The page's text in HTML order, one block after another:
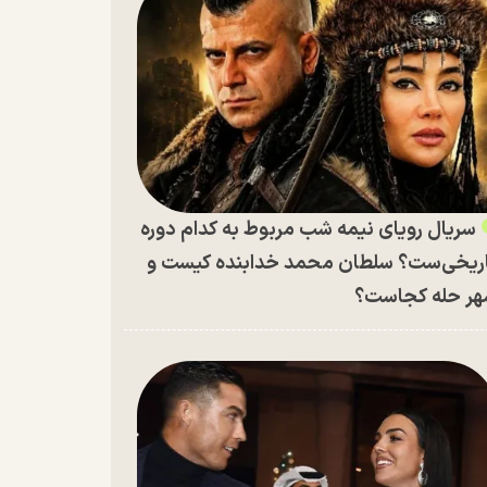
سریال رویای نیمه شب مربوط به کدام دوره
سلطان محمد خدابنده کیست و
حله کجاست؟